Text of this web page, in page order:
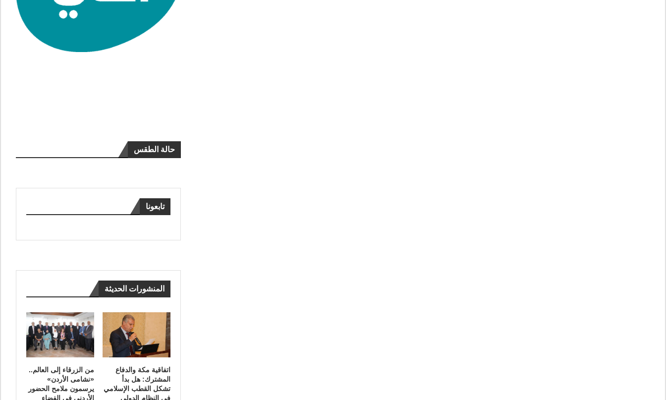
حالة الطقس
تابعونا
المنشورات الحديثة
اتفاقية مكة والدفاع
المشترك: هل بدأ
تشكل القطب الإسلامي
في النظام الدولي
من الزرقاء إلى العالم..
«نشامى الأردن»
يرسمون ملامح الحضور
الأردني في الفضاء